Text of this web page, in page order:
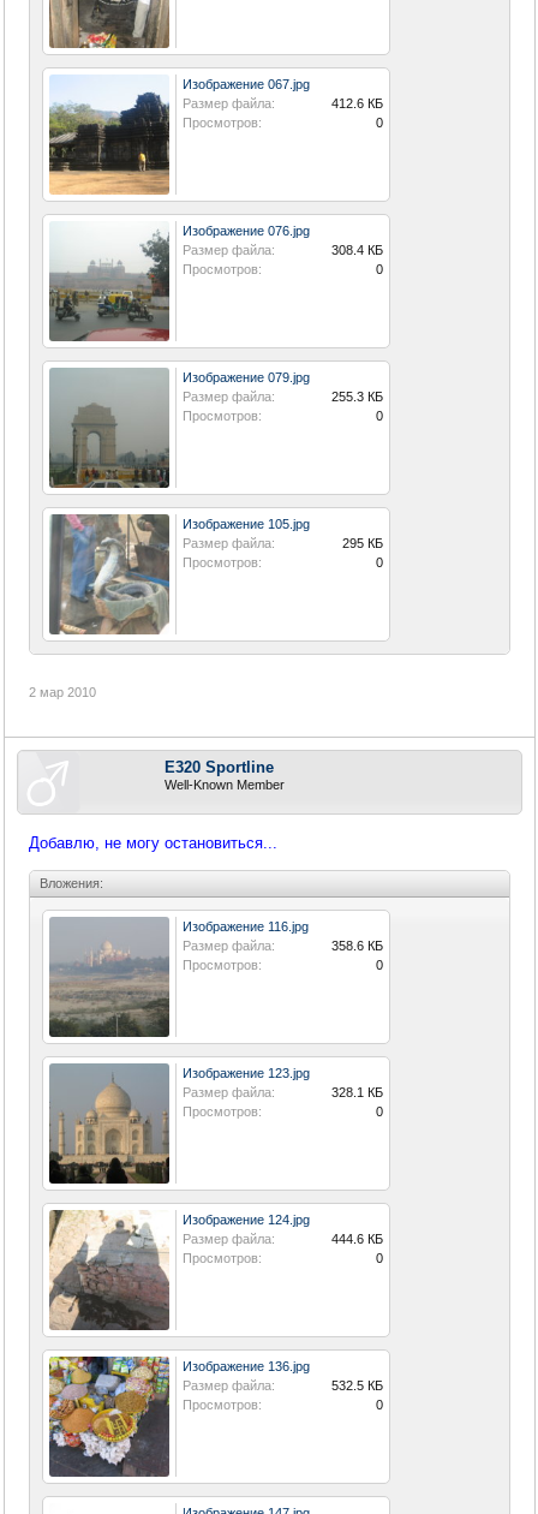
Изображение 067.jpg
Размер файла:
412.6 КБ
Просмотров:
0
Изображение 076.jpg
Размер файла:
308.4 КБ
Просмотров:
0
Изображение 079.jpg
Размер файла:
255.3 КБ
Просмотров:
0
Изображение 105.jpg
Размер файла:
295 КБ
Просмотров:
0
2 мар 2010
E320 Sportline
Well-Known Member
Добавлю, не могу остановиться...
Вложения:
Изображение 116.jpg
Размер файла:
358.6 КБ
Просмотров:
0
Изображение 123.jpg
Размер файла:
328.1 КБ
Просмотров:
0
Изображение 124.jpg
Размер файла:
444.6 КБ
Просмотров:
0
Изображение 136.jpg
Размер файла:
532.5 КБ
Просмотров:
0